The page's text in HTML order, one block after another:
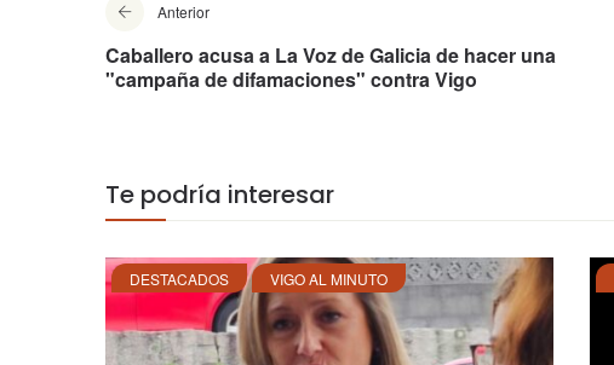
Anterior
Caballero acusa a La Voz de Galicia de hacer una
"campaña de difamaciones" contra Vigo
Te podría interesar
DESTACADOS VIGO AL MINUTO